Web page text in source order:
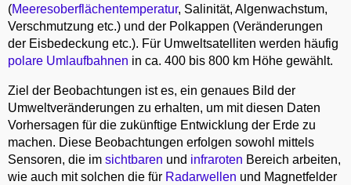
(Meeresoberflächentemperatur, Salinität, Algenwachstum,
Verschmutzung etc.) und der Polkappen (Veränderungen
der Eisbedeckung etc.). Für Umweltsatelliten werden häufig
polare Umlaufbahnen in ca. 400 bis 800 km Höhe gewählt.
Ziel der Beobachtungen ist es, ein genaues Bild der
Umweltveränderungen zu erhalten, um mit diesen Daten
Vorhersagen für die zukünftige Entwicklung der Erde zu
machen. Diese Beobachtungen erfolgen sowohl mittels
Sensoren, die im sichtbaren und infraroten Bereich arbeiten,
wie auch mit solchen die für Radarwellen und Magnetfelder